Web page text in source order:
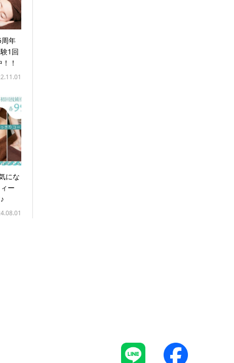
年
1回
！
にな
ー